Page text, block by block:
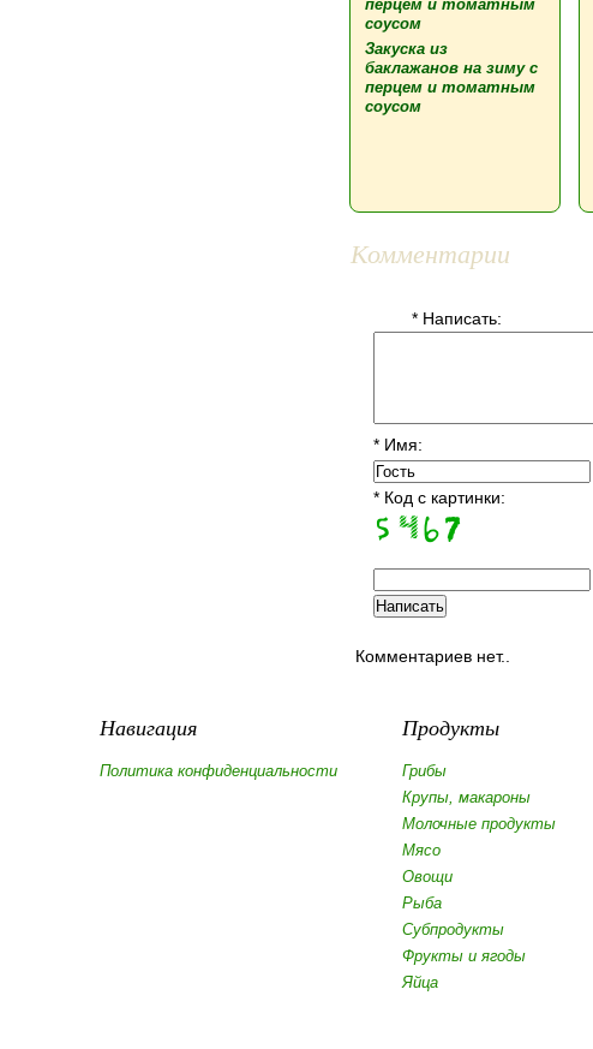
Закуска из
баклажанов на зиму с
перцем и томатным
соусом
Комментарии
* Написать:
* Имя:
* Код с картинки:
Комментариев нет..
Навигация
Политика конфиденциальности
Продукты
Грибы
Крупы, макароны
Молочные продукты
Мясо
Овощи
Рыба
Субпродукты
Фрукты и ягоды
Яйца